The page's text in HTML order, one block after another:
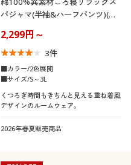
パジャマ(半袖&ハーフパンツ)(男
2,299円～
3件
■カラー/2色展開
■サイズ/S～3L
くつろぎ時間もきちんと見える重ね着風
デザインのルームウェア。
2026年春夏販売商品